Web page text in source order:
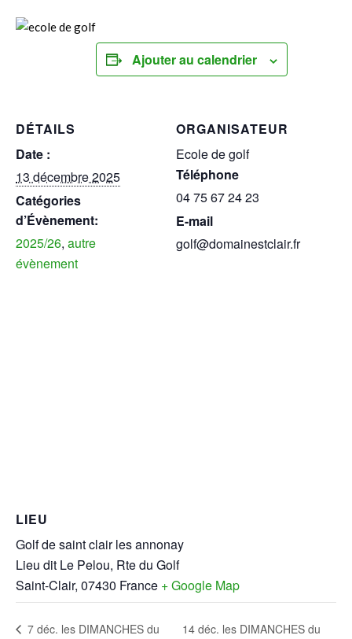
Ajouter au calendrier
DÉTAILS
Date :
13 décembre 2025
Catégories
d’Évènement:
2025/26, autre
évènement
ORGANISATEUR
Ecole de golf
Téléphone
04 75 67 24 23
E-mail
golf@domainestclair.fr
LIEU
Golf de saint clair les annonay
Lieu dit Le Pelou, Rte du Golf
Saint-Clair, 07430 France + Google Map
7 déc. les DIMANCHES du
14 déc. les DIMANCHES du